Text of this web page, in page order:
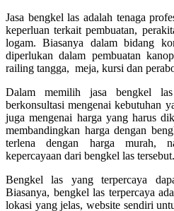
Jasa bengkel las adalah tenaga
keperluan terkait pembuatan,
logam. Biasanya dalam bidang
diperlukan dalam pembuatan
railing tangga, meja, kursi dan
Dalam memilih jasa bengkel
berkonsultasi mengenai kebutuhan
juga mengenai harga yang harus
membandingkan harga dengan
terlena dengan harga murah,
kepercayaan dari bengkel las tersebut.
Bengkel las yang terpercaya
Biasanya, bengkel las terpercaya
lokasi yang jelas, website sendiri